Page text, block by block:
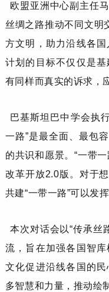
欧盟亚洲中心副主任
丝绸之路推动不同文明
方文明，助力沿线各
计划的目标不仅仅是
有同样而真实的诉求，
巴基斯坦巴中学会执
一路”是最全面、最包
的共识和愿景。“一带
改革开放2.0版。对于
共建“一带一路”可以发
本次对话会以“传承丝
流，旨在加强各国智
文化促进沿线各国的
多智慧和力量，推动绘